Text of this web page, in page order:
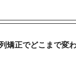
矯正でどこまで変